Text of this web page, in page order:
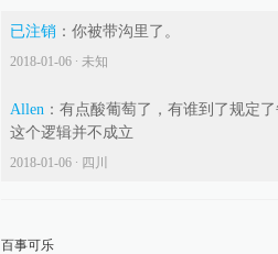
已注销 ： 你被带沟里了。
2018-01-06 ∙ 未知
Allen ： 有点酸葡萄了，有谁到了规定
这个逻辑并不成立
2018-01-06 ∙ 四川
百事可乐